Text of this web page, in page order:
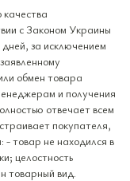
с Законом Украины
за исключением
обмен товара
и получения
отвечает всем
покупателя,
- товар не находился в
целостность
товарный вид.